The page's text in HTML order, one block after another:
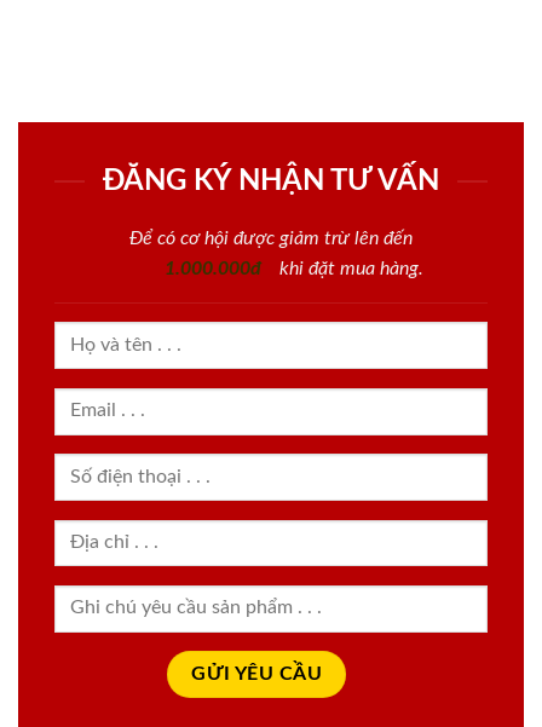
ĐĂNG KÝ NHẬN TƯ VẤN
Để có cơ hội được giảm trừ lên đến
1.000.000đ
khi đặt mua hàng.